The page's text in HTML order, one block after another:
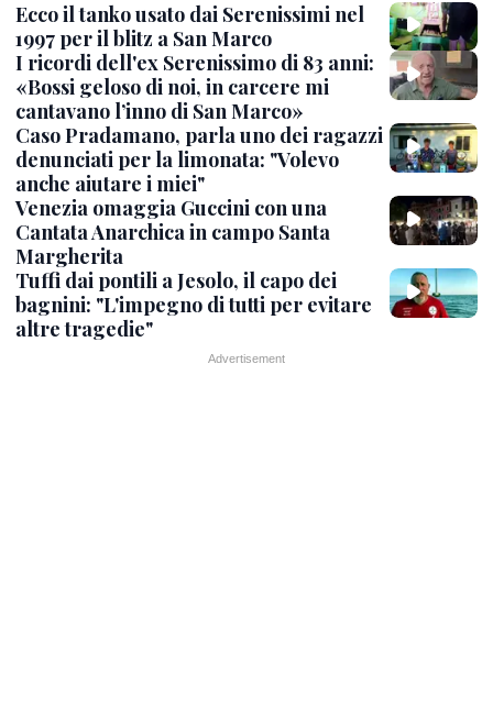
Ecco il tanko usato dai Serenissimi nel
1997 per il blitz a San Marco
I ricordi dell'ex Serenissimo di 83 anni:
«Bossi geloso di noi, in carcere mi
cantavano l’inno di San Marco»
Caso Pradamano, parla uno dei ragazzi
denunciati per la limonata: "Volevo
anche aiutare i miei"
Venezia omaggia Guccini con una
Cantata Anarchica in campo Santa
Margherita
Tuffi dai pontili a Jesolo, il capo dei
bagnini: "L'impegno di tutti per evitare
altre tragedie"